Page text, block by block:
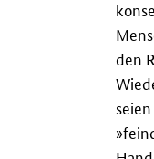
den